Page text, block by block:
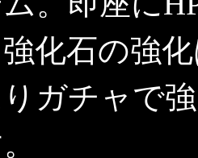
化石の強
ガチャで